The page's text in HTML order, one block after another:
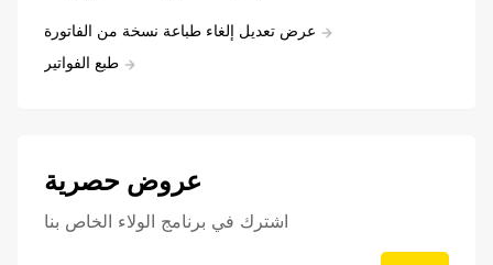
عرض تعديل إلغاء طباعة نسخة من الفاتورة
طبع الفواتير
عروض حصرية
اشترك في برنامج الولاء الخاص بنا